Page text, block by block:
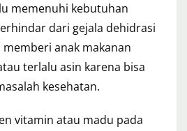
memenuhi kebutuhan
dari gejala dehidrasi
anak makanan
terlalu asin karena bisa
kesehatan.
vitamin atau madu pada